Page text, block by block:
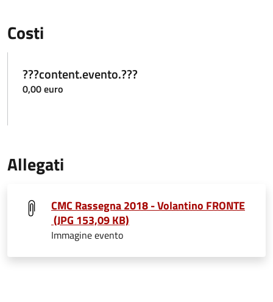
Costi
???content.evento.???
0,00 euro
Allegati
CMC Rassegna 2018 - Volantino FRONTE
(JPG 153,09 KB)
Immagine evento